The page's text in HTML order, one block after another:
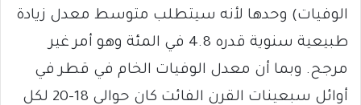
الوفيات) وحدها لأنه سيتطلب متوسط معدل زيادة
طبيعية سنوية قدره 4.8 في المئة وهو أمر غير
مرجح. وبما أن معدل الوفيات الخام في قطر في
أوائل سبعينات القرن الفائت كان حوالي 18-20 لكل